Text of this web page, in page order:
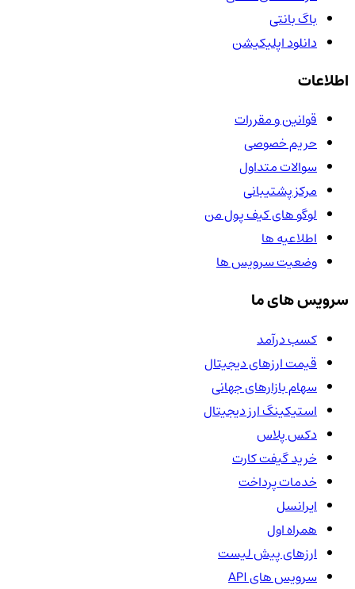
باگ بانتی
دانلود اپلیکیشن
اطلاعات
قوانین و مقررات
حریم خصوصی
سوالات متداول
مرکز پشتیبانی
لوگو های کیف پول من
اطلاعیه ها
وضعیت سرویس ها
سرویس های ما
کسب درآمد
قیمت ارزهای دیجیتال
سهام بازارهای جهانی
استیکینگ ارز دیجیتال
دکس پلاس
خرید گیفت کارت
خدمات پرداخت
ایرانسل
همراه اول
ارزهای پیش لیست
سرویس های API